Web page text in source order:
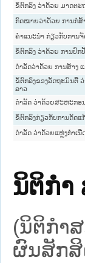
ຂໍ້ຕົກລົງ ວ່າດ້ວຍ ມາດຕະ
ກົດໝາຍວ່າດ້ວຍ ການກໍ່ສ້
ຄຳແນະນຳ ກ່ຽວກັບການ
ຂໍ້ຕົກລົງ ວ່າດ້ວຍ ການປົກ
ດໍາລັດວ່າດ້ວຍ ການສ້າງ
ຂໍ້ຕົກລົງຂອງລັດຖະມົນຕີ
ລາວ
ດໍາລັດ ວ່າດ້ວຍສະຫະກອ
ຂໍ້ຕົກລົງກ່ຽວກັບການດັດແ
ດໍາລັດ ວ່າດ້ວຍແຫຼ່ງກໍາເ
ນິຕິກໍາ
(ນິຕິກໍາ
ຜົນສັກສິ